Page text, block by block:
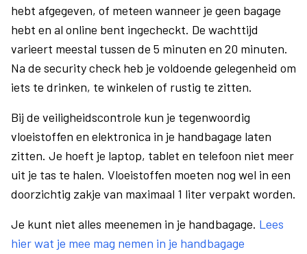
hebt afgegeven, of meteen wanneer je geen bagage
hebt en al online bent ingecheckt. De wachttijd
varieert meestal tussen de 5 minuten en 20 minuten.
Na de security check heb je voldoende gelegenheid om
iets te drinken, te winkelen of rustig te zitten.
Bij de veiligheidscontrole kun je tegenwoordig
vloeistoffen en elektronica in je handbagage laten
zitten. Je hoeft je laptop, tablet en telefoon niet meer
uit je tas te halen. Vloeistoffen moeten nog wel in een
doorzichtig zakje van maximaal 1 liter verpakt worden.
Je kunt niet alles meenemen in je handbagage. Lees
hier wat je mee mag nemen in je handbagage